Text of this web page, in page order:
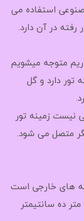
استفاده می
رفته در آن دارد.
متوجه میشویم
تور دارد و گل
نیست زمینه تور
متصل می شود.
های خارجی است
یک متر ده سانتیمتر